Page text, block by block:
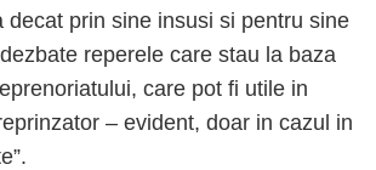
prin sine insusi si pentru sine
reperele care stau la baza
care pot fi utile in
– evident, doar in cazul in